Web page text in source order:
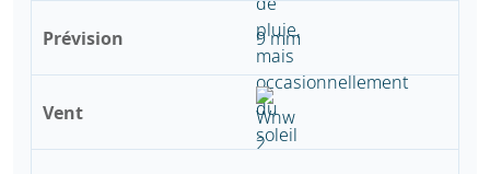
Prévision
Vent
9 mm